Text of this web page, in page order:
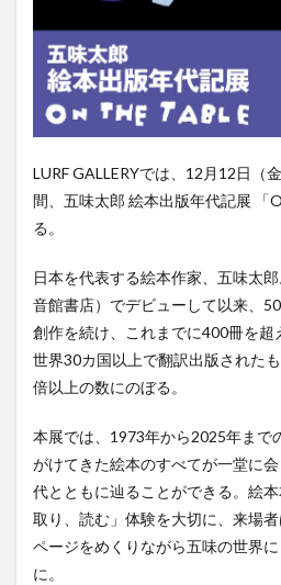
LURF GALLERYでは、12月12日（
間、五味太郎 絵本出版年代記展 「
る。
日本を代表する絵本作家、五味太
音館書店）でデビューして以来、
創作を続け、これまでに400冊を超
世界30カ国以上で翻訳出版された
倍以上の数にのぼる。
本展では、1973年から2025年まで
がけてきた絵本のすべてが一堂に
代とともに辿ることができる。絵
取り、読む」体験を大切に、来場者
ページをめくりながら五味の世界
に。